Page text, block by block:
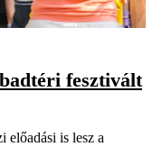
fesztivált
előadási is lesz a